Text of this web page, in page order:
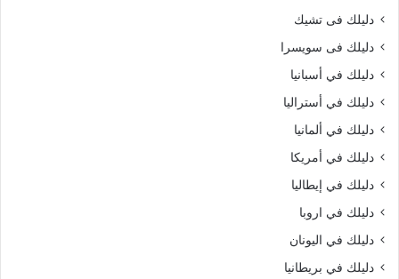
دليلك فى تشيك
دليلك فى سويسرا
دليلك في أسبانيا
دليلك في أستراليا
دليلك في ألمانيا
دليلك في أمريكا
دليلك في إيطاليا
دليلك في اروبا
دليلك في اليونان
دليلك في بريطانيا